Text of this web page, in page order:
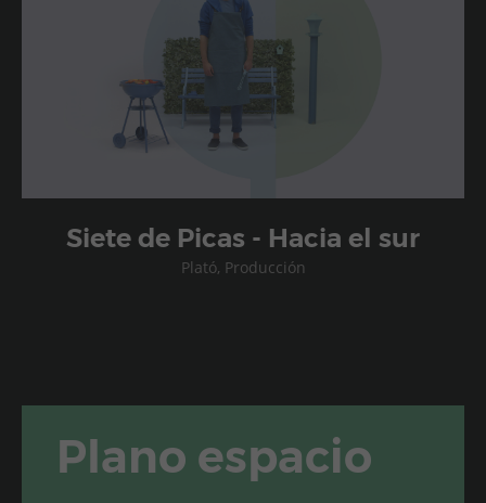
Siete de Picas - Hacia el sur
Plató, Producción
Plano espacio